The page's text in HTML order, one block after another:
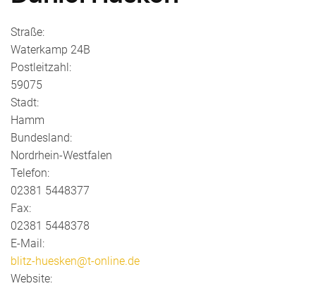
Straße:
Waterkamp 24B
Postleitzahl:
59075
Stadt:
Hamm
Bundesland:
Nordrhein-Westfalen
Telefon:
02381 5448377
Fax:
02381 5448378
E-Mail:
blitz-huesken@t-online.de
Website: